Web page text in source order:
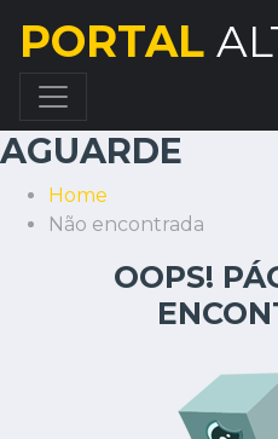
PORTAL
AGUARDE
Home
Não encontrada
OOPS!